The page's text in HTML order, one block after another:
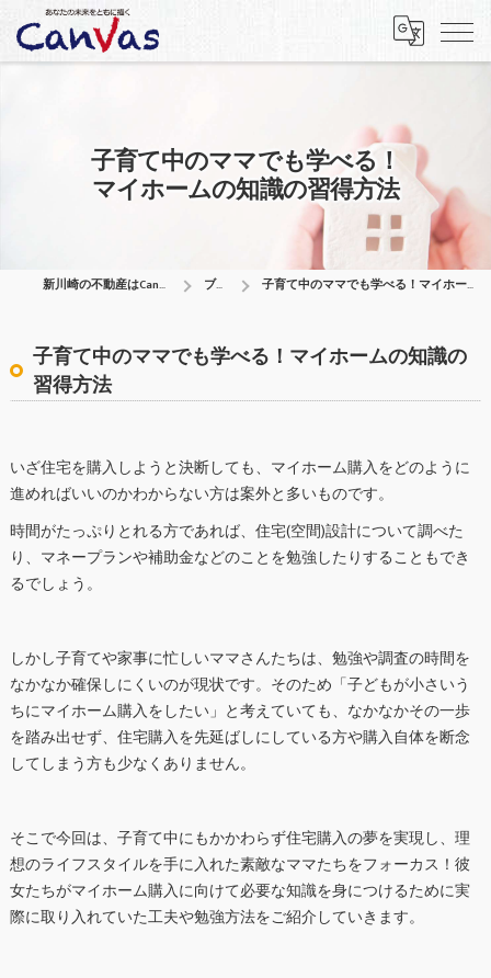
子育て中のママでも学べる！
マイホームの知識の習得方法
新川崎の不動産はCanVas合同会社 ブログ 子育て中のママでも学べる！マイホームの知識の習得方法
子育て中のママでも学べる！マイホームの知識の
習得方法
いざ住宅を購入しようと決断しても、マイホーム購入をどのように
進めればいいのかわからない方は案外と多いものです。
時間がたっぷりとれる方であれば、住宅(空間)設計について調べた
り、マネープランや補助金などのことを勉強したりすることもでき
るでしょう。
しかし子育てや家事に忙しいママさんたちは、勉強や調査の時間を
なかなか確保しにくいのが現状です。そのため「子どもが小さいう
ちにマイホーム購入をしたい」と考えていても、なかなかその一歩
を踏み出せず、住宅購入を先延ばしにしている方や購入自体を断念
してしまう方も少なくありません。
そこで今回は、子育て中にもかかわらず住宅購入の夢を実現し、理
想のライフスタイルを手に入れた素敵なママたちをフォーカス！彼
女たちがマイホーム購入に向けて必要な知識を身につけるために実
際に取り入れていた工夫や勉強方法をご紹介していきます。